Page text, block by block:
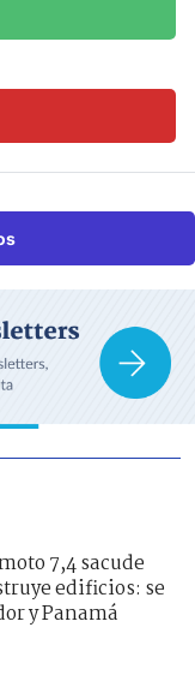
7,4 sacude
edificios: se
y Panamá